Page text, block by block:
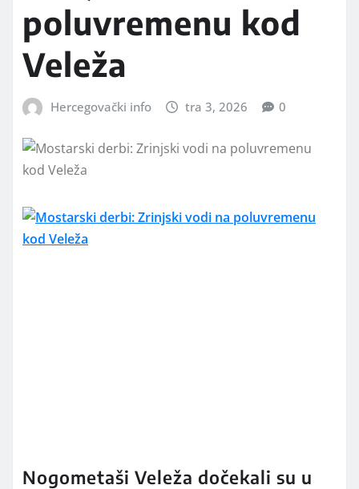
poluvremenu kod
Veleža
Hercegovački info tra 3, 2026 0
Nogometaši Veleža dočekali su u